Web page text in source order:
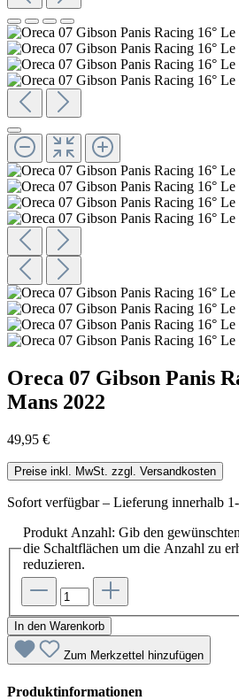
Oreca 07 Gibson Panis
Mans 2022
49,95 €
Preise inkl. MwSt. zzgl. Versandkosten
Sofort verfügbar – Lieferung innerhalb
Produkt Anzahl: Gib den
die Schaltflächen um die Anzahl zu
reduzieren.
In den Warenkorb
Zum Merkzettel hinzufügen
Produktinformationen